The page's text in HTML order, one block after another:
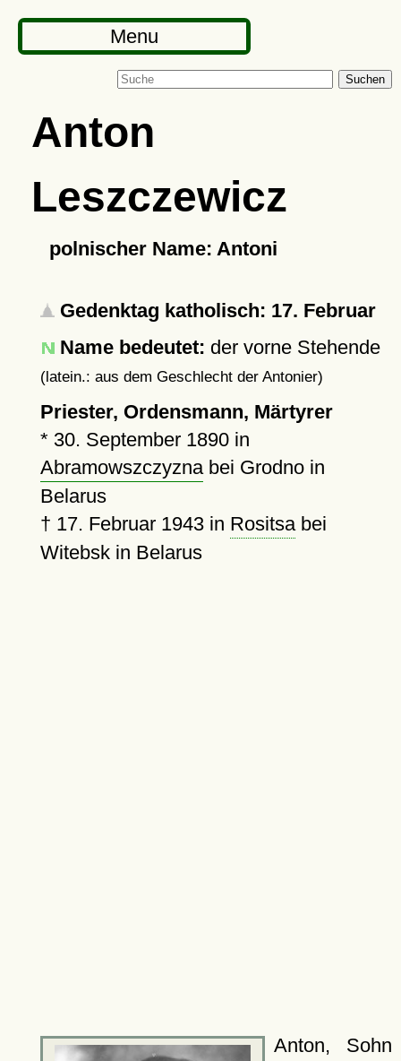
Menu
Suchen
Anton
Leszczewicz
polnischer Name: Antoni
Gedenktag katholisch: 17. Februar
Name bedeutet: der vorne Stehende
(latein.: aus dem Geschlecht der Antonier)
Priester, Ordensmann, Märtyrer
* 30. September 1890in
Abramowszczyznabei Grodno in
Belarus
† 17. Februar 1943in Rositsabei
Witebsk in Belarus
Anton, Sohn